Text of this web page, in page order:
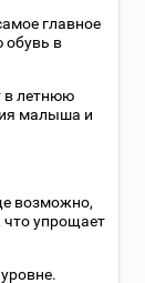
главное
обувь в
в летнюю
малыша и
возможно,
что упрощает